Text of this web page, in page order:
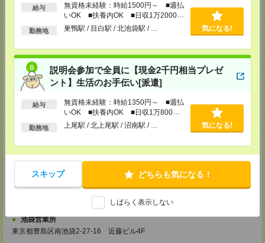
給与
無資格未経験：時給1500円～ ■週払
いOK ■扶養内OK ■日収1万2000円
以上
勤務地 巣鴨駅 / 目白駅 / 北池袋駅 / … 気になる!
説明会参加で全員に【現金2千円相当プレゼ
ント】生活のお手伝い[派遣]
給与
無資格未経験：時給1350円～ ■週払
いOK ■扶養内OK ■日収1万800円
以上
勤務地 上尾駅 / 北上尾駅 / 沼南駅 / … 気になる!
スキップ どちらも気になる！
しばらく表示しない
越谷営業所
埼玉県越谷市南越谷1-16-8 イーストサンビル5 5F
TEL：048-990-4510
錦糸町営業所
東京都墨田区江東橋４－１９－３ 錦糸町ミハマビル 3階
TEL：03-5669-4522
担当：採用センター
新宿営業所
新宿区西新宿1-8-1
TEL：03-6911-4510
担当：採用センター
立川営業所
東京都立川市曙町2-31-15 日住金立川ビル3F
池袋営業所
東京都豊島区南池袋2-27-16 近藤ビル4F